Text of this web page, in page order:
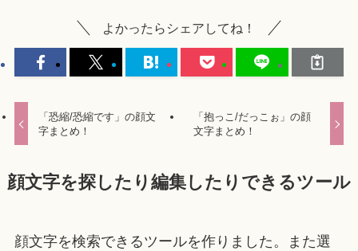
よかったらシェアしてね！
「恐縮/恐縮です」の顔文
字まとめ！
「抱っこ/だっこぉ」の顔
文字まとめ！
顔文字を探したり編集したりできるツール
顔文字を検索できるツールを作りました。また選